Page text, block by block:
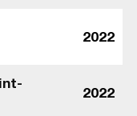
2022
2022